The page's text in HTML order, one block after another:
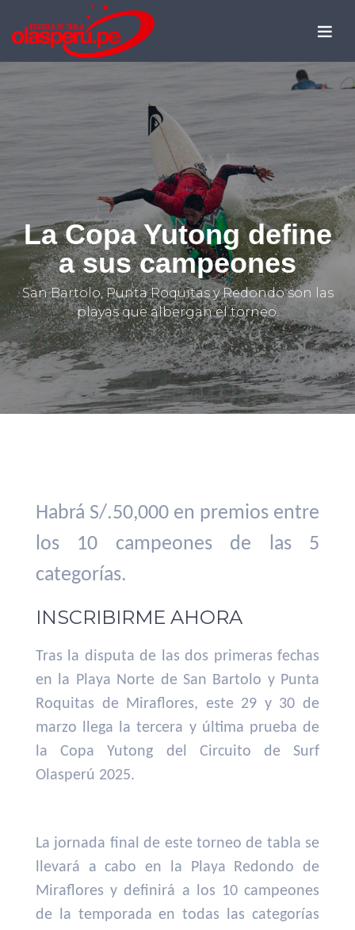
La Copa Yutong define
a sus campeones
San Bartolo, Punta Roquitas y Redondo son las
playas que albergan el torneo.
Habrá S/.50,000 en premios entre
los 10 campeones de las 5
categorías.
INSCRIBIRME AHORA
Tras la disputa de las dos primeras fechas
en la Playa Norte de San Bartolo y Punta
Roquitas de Miraflores, este 29 y 30 de
marzo llega la tercera y última prueba de
la Copa Yutong del Circuito de Surf
Olasperú 2025.
La jornada final de este torneo de tabla se
llevará a cabo en la Playa Redondo de
Miraflores y definirá a los 10 campeones
de la temporada en todas las categorías